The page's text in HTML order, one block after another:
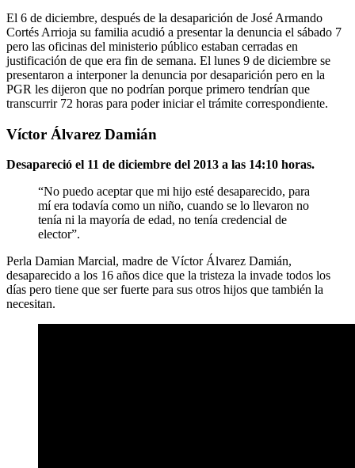
El 6 de diciembre, después de la desaparición de José Armando
Cortés Arrioja su familia acudió a presentar la denuncia el sábado 7
pero las oficinas del ministerio público estaban cerradas en
justificación de que era fin de semana. El lunes 9 de diciembre se
presentaron a interponer la denuncia por desaparición pero en la
PGR les dijeron que no podrían porque primero tendrían que
transcurrir 72 horas para poder iniciar el trámite correspondiente.
Víctor Álvarez Damián
Desapareció el 11 de diciembre del 2013 a las 14:10 horas.
“No puedo aceptar que mi hijo esté desaparecido, para
mí era todavía como un niño, cuando se lo llevaron no
tenía ni la mayoría de edad, no tenía credencial de
elector”.
Perla Damian Marcial, madre de Víctor Álvarez Damián,
desaparecido a los 16 años dice que la tristeza la invade todos los
días pero tiene que ser fuerte para sus otros hijos que también la
necesitan.